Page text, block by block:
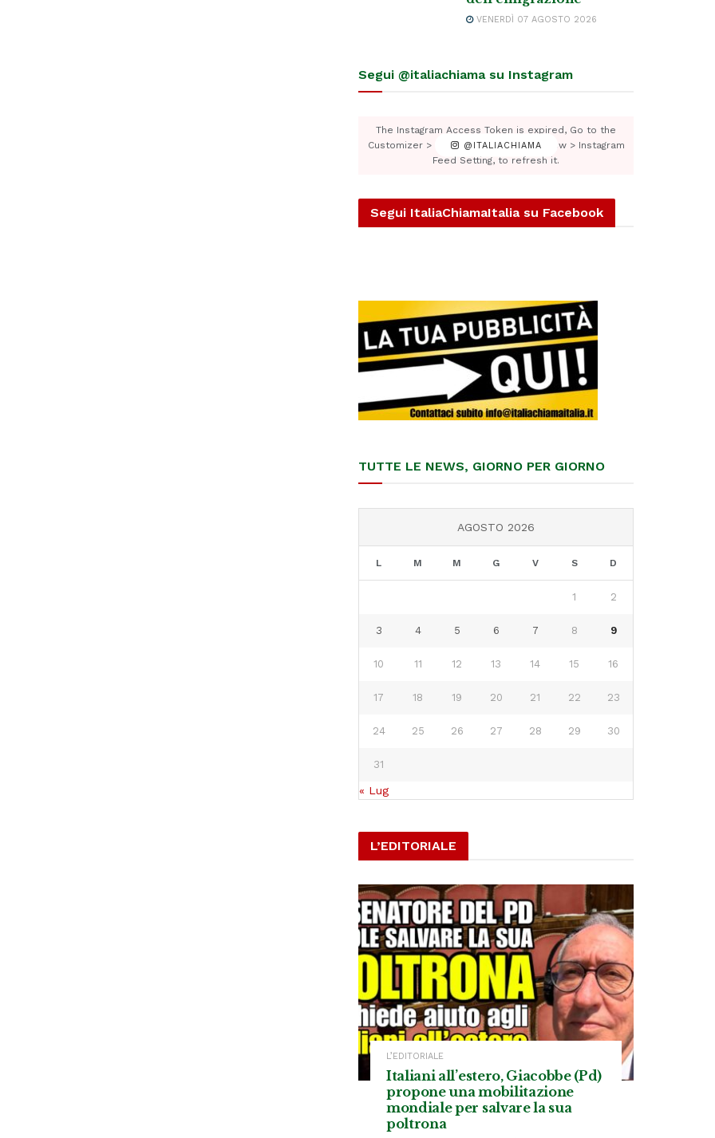
VENERDÌ 07 AGOSTO 2026
Segui @italiachiama su Instagram
@ITALIACHIAMA
The Instagram Access Token is expired, Go to the
Customizer > JNews : Social, Like & View > Instagram
Feed Setting, to refresh it.
Segui ItaliaChiamaItalia su Facebook
TUTTE LE NEWS, GIORNO PER GIORNO
AGOSTO 2026
L M M G V S D
1 2
3 4 5 6 7 8 9
10 11 12 13 14 15 16
17 18 19 20 21 22 23
24 25 26 27 28 29 30
31
« Lug
L’EDITORIALE
L’EDITORIALE
Italiani all’estero, Giacobbe (Pd)
propone una mobilitazione
mondiale per salvare la sua
poltrona